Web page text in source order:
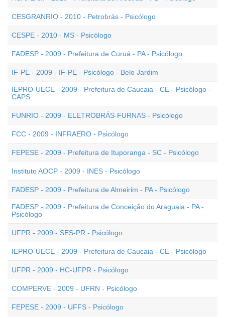
CESGRANRIO - 2010 - Petrobrás - Psicólogo
CESPE - 2010 - MS - Psicólogo
FADESP - 2009 - Prefeitura de Curuá - PA - Psicólogo
IF-PE - 2009 - IF-PE - Psicólogo - Belo Jardim
IEPRO-UECE - 2009 - Prefeitura de Caucaia - CE - Psicólogo -
CAPS
FUNRIO - 2009 - ELETROBRÁS-FURNAS - Psicólogo
FCC - 2009 - INFRAERO - Psicólogo
FEPESE - 2009 - Prefeitura de Ituporanga - SC - Psicólogo
Instituto AOCP - 2009 - INES - Psicólogo
FADESP - 2009 - Prefeitura de Almeirim - PA - Psicólogo
FADESP - 2009 - Prefeitura de Conceição do Araguaia - PA -
Psicólogo
UFPR - 2009 - SES-PR - Psicólogo
IEPRO-UECE - 2009 - Prefeitura de Caucaia - CE - Psicólogo
UFPR - 2009 - HC-UFPR - Psicólogo
COMPERVE - 2009 - UFRN - Psicólogo
FEPESE - 2009 - UFFS - Psicólogo